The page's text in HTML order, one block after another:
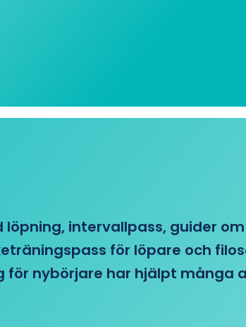
intervallpass, guider om
för löpare och
för nybörjare har hjälpt många